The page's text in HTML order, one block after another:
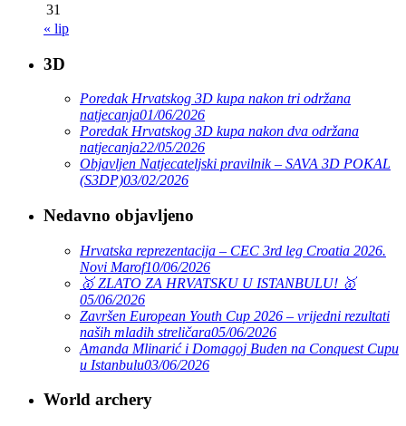
31
« lip
3D
Poredak Hrvatskog 3D kupa nakon tri održana
natjecanja01/06/2026
Poredak Hrvatskog 3D kupa nakon dva održana
natjecanja22/05/2026
Objavljen Natjecateljski pravilnik – SAVA 3D POKAL
(S3DP)03/02/2026
Nedavno objavljeno
Hrvatska reprezentacija – CEC 3rd leg Croatia 2026.
Novi Marof10/06/2026
🥇 ZLATO ZA HRVATSKU U ISTANBULU! 🥇
05/06/2026
Završen European Youth Cup 2026 – vrijedni rezultati
naših mladih streličara05/06/2026
Amanda Mlinarić i Domagoj Buden na Conquest Cupu
u Istanbulu03/06/2026
World archery